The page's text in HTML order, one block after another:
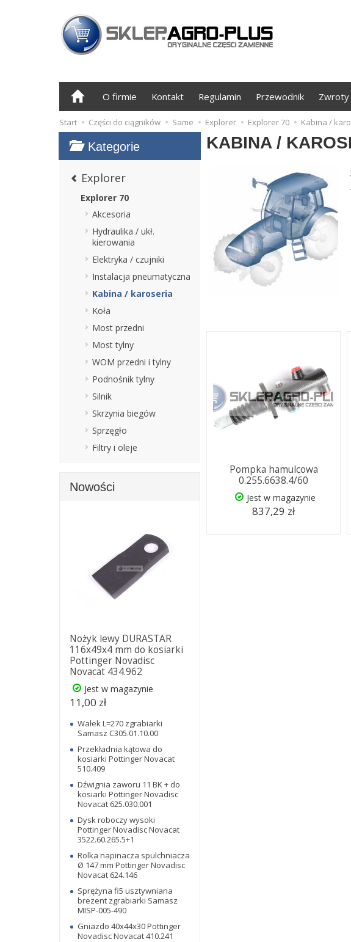
O firmie Kontakt Regulamin Przewodnik Zwroty
Start Części do ciągników Same Explorer Explorer 70 Kabina /
KABINA /
Pompka hamulcowa
0.255.6638.4/60
Jest w magazynie
837,29 zł
Kategorie
Explorer
Explorer 70
Akcesoria
Hydraulika / ukł.
kierowania
Elektryka / czujniki
Instalacja pneumatyczna
Kabina / karoseria
Koła
Most przedni
Most tylny
WOM przedni i tylny
Podnośnik tylny
Silnik
Skrzynia biegów
Sprzęgło
Filtry i oleje
Nowości
Nożyk lewy DURASTAR
116x49x4 mm do kosiarki
Pottinger Novadisc
Novacat 434.962
Jest w magazynie
11,00 zł
Wałek L=270 zgrabiarki
Samasz C305.01.10.00
Przekładnia kątowa do
kosiarki Pottinger Novacat
510.409
Dźwignia zaworu 11 BK + do
kosiarki Pottinger Novadisc
Novacat 625.030.001
Dysk roboczy wysoki
Pottinger Novadisc Novacat
3522.60.265.5+1
Rolka napinacza spulchniacza
Ø 147 mm Pottinger Novadisc
Novacat 624.146
Sprężyna fi5 usztywniana
brezent zgrabiarki Samasz
MISP-005-490
Gniazdo 40x44x30 Pottinger
Novadisc Novacat 410.241